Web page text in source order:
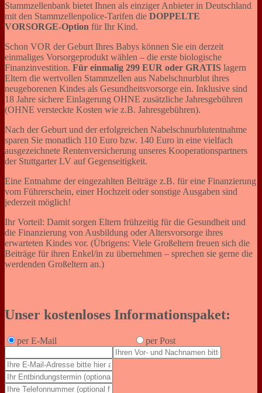
Stammzellenbank bietet Ihnen als einziger Anbieter in Deutschland
mit den Stammzellenpolice-Tarifen die DOPPELTE
VORSORGE-Option für Ihr Kind.
Schon VOR der Geburt Ihres Babys können Sie ein derzeit
einmaliges Vorsorgeprodukt wählen – die erste biologische
Finanzinvestition. Für einmalig 299 EUR oder GRATIS lagern
Eltern die wertvollen Stammzellen aus Nabelschnurblut ihres
neugeborenen Kindes als Gesundheitsvorsorge ein. Inklusive sind
18 Jahre sichere Einlagerung OHNE zusätzliche Jahresgebühren
(OHNE versteckte Kosten wie z.B. Jahresgebühren).
Nach der Geburt und der erfolgreichen Nabelschnurblutentnahme
sparen Sie monatlich 110 Euro bzw. 140 Euro in eine vielfach
ausgezeichnete Rentenversicherung unseres Kooperationspartners
der Stuttgarter LV auf Gegenseitigkeit.
Eine Entnahme der eingezahlten Beiträge z.B. für eine Finanzierung
vom Führerschein, einer Hochzeit oder sonstige Ausgaben sind
jederzeit möglich!
Ihr Vorteil: Damit sorgen Eltern frühzeitig für die Gesundheit und
die Finanzierung von Ausbildung oder Altersvorsorge ihres
erwarteten Kindes vor. (Übrigens: Viele Großeltern freuen sich die
Beiträge für ihren Enkel/in zu übernehmen – sprechen sie gerne die
werdenden Großeltern an.)
Unser kostenloses Informationspaket:
per E-Mail per Post